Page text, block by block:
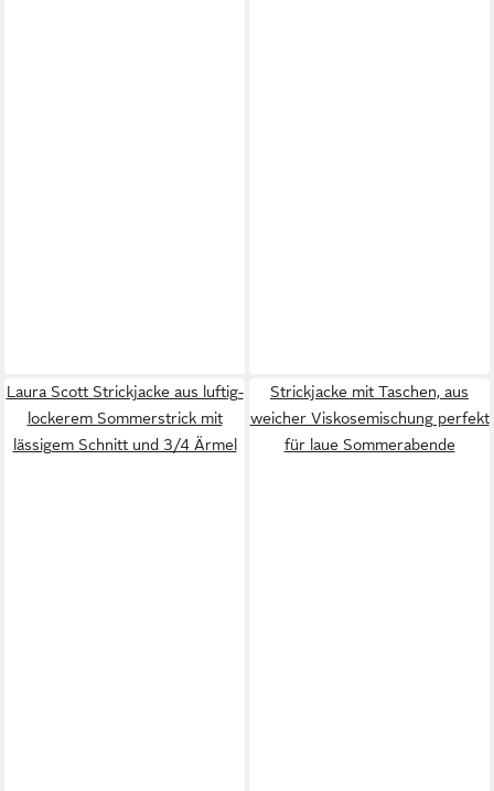
Laura Scott Strickjacke aus luftig-
lockerem Sommerstrick mit
lässigem Schnitt und 3/4 Ärmel
Strickjacke mit Taschen, aus
weicher Viskosemischung perfekt
für laue Sommerabende